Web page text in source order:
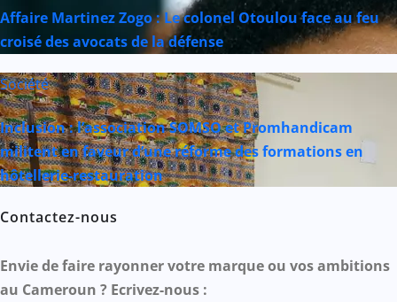
Affaire Martinez Zogo : Le colonel Otoulou face au feu
croisé des avocats de la défense
Société
Inclusion : l’association SOMSO et Promhandicam
militent en faveur d’une réforme des formations en
hôtellerie-restauration
Contactez-nous
Envie de faire rayonner votre marque ou vos ambitions
au Cameroun ? Ecrivez-nous :